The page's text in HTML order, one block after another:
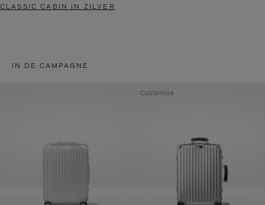
CLASSIC CABIN IN ZILVER
IN DE CAMPAGNE
Customise